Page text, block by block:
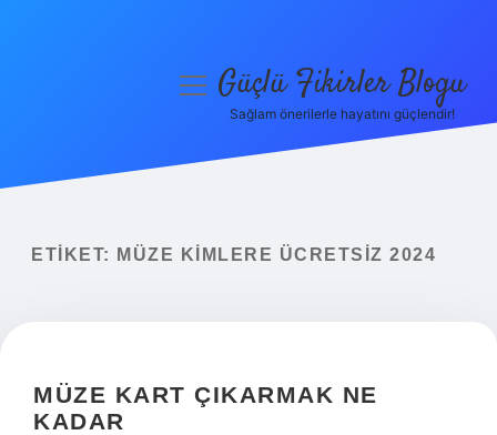
Yasal Uyarı
menüyüGüçlü Fikirler Blogu
Sağlam önerilerle hayatını güçlendir!
ETIKET: MÜZE KIMLERE ÜCRETSIZ 2024
MÜZE KART ÇIKARMAK NE
KADAR